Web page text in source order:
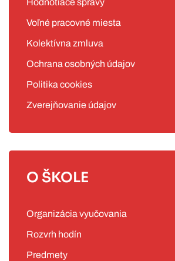
Hodnotiace správy
Voľné pracovné miesta
Kolektívna zmluva
Ochrana osobných údajov
Politika cookies
Zverejňovanie údajov
O ŠKOLE
Organizácia vyučovania
Rozvrh hodín
Predmety